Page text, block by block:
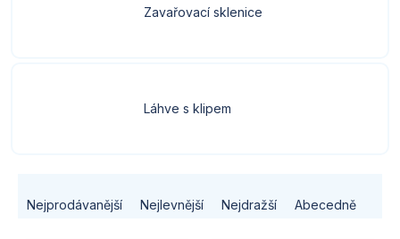
Zavařovací sklenice
Láhve s klipem
Nejprodávanější Nejlevnější Nejdražší Abecedně